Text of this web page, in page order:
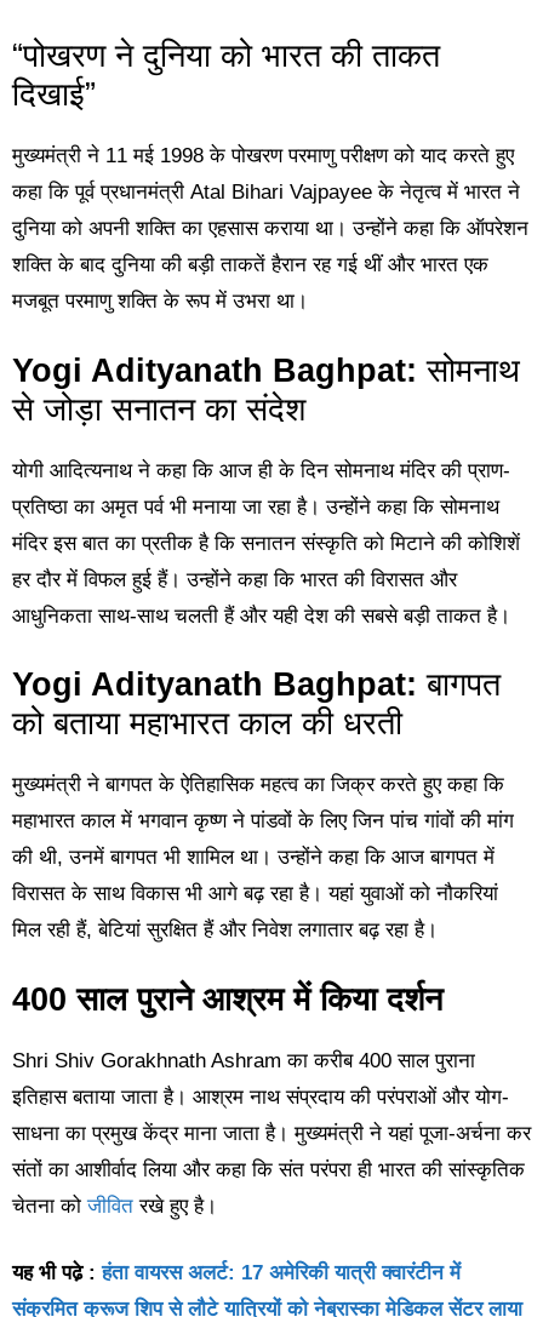
“पोखरण ने दुनिया को भारत की ताकत
दिखाई”
मुख्यमंत्री ने 11 मई 1998 के पोखरण परमाणु परीक्षण को याद करते हुए
कहा कि पूर्व प्रधानमंत्री Atal Bihari Vajpayee के नेतृत्व में भारत ने
दुनिया को अपनी शक्ति का एहसास कराया था। उन्होंने कहा कि ऑपरेशन
शक्ति के बाद दुनिया की बड़ी ताकतें हैरान रह गई थीं और भारत एक
मजबूत परमाणु शक्ति के रूप में उभरा था।
Yogi Adityanath Baghpat: सोमनाथ
से जोड़ा सनातन का संदेश
योगी आदित्यनाथ ने कहा कि आज ही के दिन सोमनाथ मंदिर की प्राण-
प्रतिष्ठा का अमृत पर्व भी मनाया जा रहा है। उन्होंने कहा कि सोमनाथ
मंदिर इस बात का प्रतीक है कि सनातन संस्कृति को मिटाने की कोशिशें
हर दौर में विफल हुई हैं। उन्होंने कहा कि भारत की विरासत और
आधुनिकता साथ-साथ चलती हैं और यही देश की सबसे बड़ी ताकत है।
Yogi Adityanath Baghpat: बागपत
को बताया महाभारत काल की धरती
मुख्यमंत्री ने बागपत के ऐतिहासिक महत्व का जिक्र करते हुए कहा कि
महाभारत काल में भगवान कृष्ण ने पांडवों के लिए जिन पांच गांवों की मांग
की थी, उनमें बागपत भी शामिल था। उन्होंने कहा कि आज बागपत में
विरासत के साथ विकास भी आगे बढ़ रहा है। यहां युवाओं को नौकरियां
मिल रही हैं, बेटियां सुरक्षित हैं और निवेश लगातार बढ़ रहा है।
400 साल पुराने आश्रम में किया दर्शन
Shri Shiv Gorakhnath Ashram का करीब 400 साल पुराना
इतिहास बताया जाता है। आश्रम नाथ संप्रदाय की परंपराओं और योग-
साधना का प्रमुख केंद्र माना जाता है। मुख्यमंत्री ने यहां पूजा-अर्चना कर
संतों का आशीर्वाद लिया और कहा कि संत परंपरा ही भारत की सांस्कृतिक
चेतना कोजीवित रखे हुए है।
यह भी पढे़ :हंता वायरस अलर्ट: 17 अमेरिकी यात्री क्वारंटीन में
संक्रमित क्रूज शिप से लौटे यात्रियों को नेब्रास्का मेडिकल सेंटर लाया